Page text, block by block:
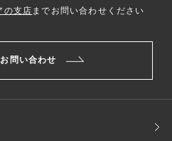
の支店 までお問い合わせください
問い合わせ